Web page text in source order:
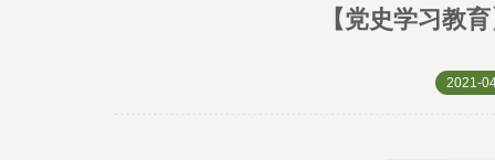
【党史学习教
2021-